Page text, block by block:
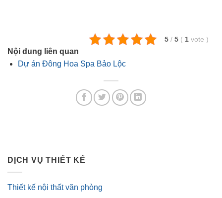
5 / 5 ( 1 vote )
Nội dung liên quan
Dự án Đông Hoa Spa Bảo Lộc
DỊCH VỤ THIẾT KẾ
Thiết kế nội thất văn phòng